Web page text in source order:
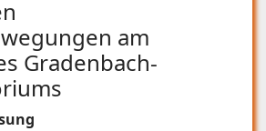
am
Gradenbach-